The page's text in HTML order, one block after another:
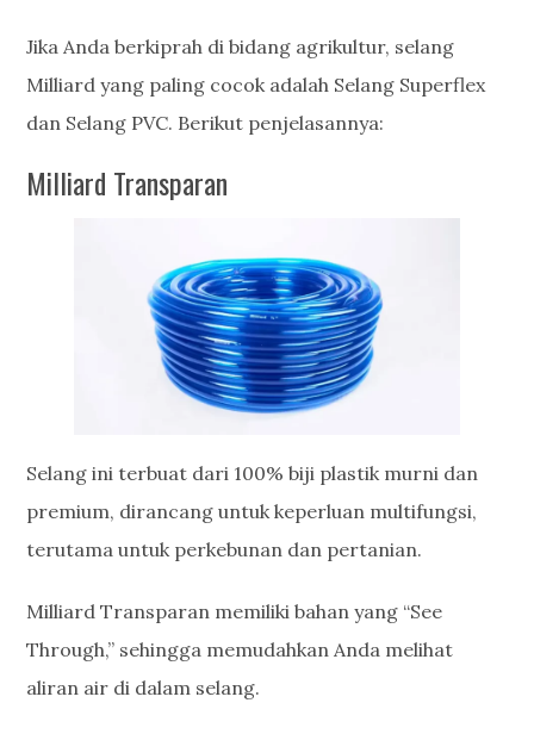
Jika Anda berkiprah di bidang agrikultur, selang
Milliard yang paling cocok adalah Selang Superflex
dan Selang PVC. Berikut penjelasannya:
Milliard Transparan
Selang ini terbuat dari 100% biji plastik murni dan
premium, dirancang untuk keperluan multifungsi,
terutama untuk perkebunan dan pertanian.
Milliard Transparan memiliki bahan yang “See
Through,” sehingga memudahkan Anda melihat
aliran air di dalam selang.